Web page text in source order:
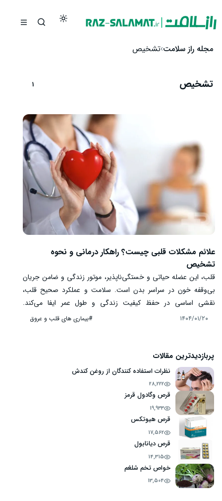
پرش به محتوا
مجله راز سلامت تشخیص
تشخیص 1
علائم مشکلات قلبی چیست؟ راهکار درمانی و نحوه
تشخیص
قلب، این عضله حیاتی و خستگی‌ناپذیر، موتور زندگی و ضامن جریان
بی‌وقفه خون در سراسر بدن است. سلامت و عملکرد صحیح قلب،
نقشی اساسی در حفظ کیفیت زندگی و طول عمر ایفا می‌کند.
بیماری‌های قلبی عروقی، به عنوان یکی از مهم‌ترین علل مرگ و میر در
در پیشگیری از عواقب جدی و بهبود چشمگیر نتایج درمان داشته باشد.
در این مطلب، به بررسی علائم مشکلات قلبی، نحوه تشخیص و...
می‌پردازیم.
۱۴۰۴/۰۱/۲۰ #بیماری های قلب و عروق
پربازدیدترین مقالات
نظرات استفاده کنندگان از روغن کندش
28,222
قرص وگادول قرمز
19,933
قرص هیوتکس
17,562
قرص دیانابول
14,315
خواص تخم شلغم
13,504